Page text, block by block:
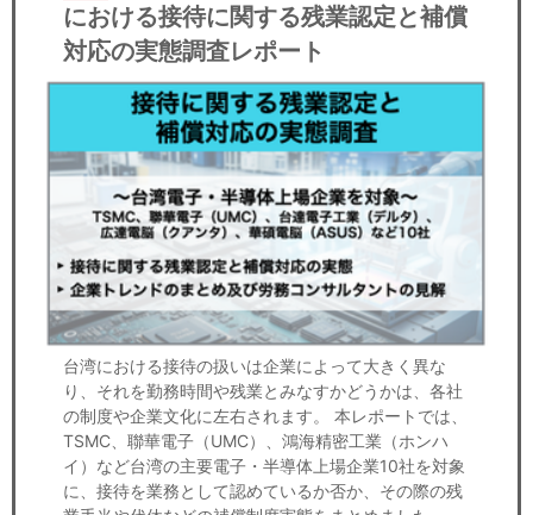
における接待に関する残業認定と補償
対応の実態調査レポート
台湾における接待の扱いは企業によって大きく異な
り、それを勤務時間や残業とみなすかどうかは、各社
の制度や企業文化に左右されます。 本レポートでは、
TSMC、聯華電子（UMC）、鴻海精密工業（ホンハ
イ）など台湾の主要電子・半導体上場企業10社を対象
に、接待を業務として認めているか否か、その際の残